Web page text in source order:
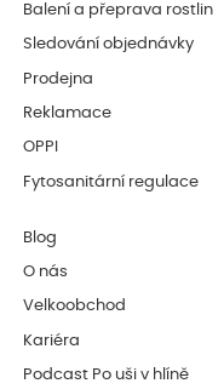
Balení a přeprava rostlin
Sledování objednávky
Prodejna
Reklamace
OPPI
Fytosanitární regulace
Blog
O nás
Velkoobchod
Kariéra
Podcast Po uši v hlíně